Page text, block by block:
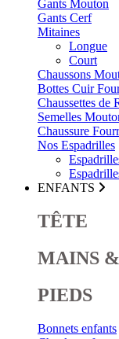
Gants Mouton
Gants Cerf
Mitaines
Longue
Court
Chaussons
Bottes Cuir
Chaussettes de
Semelles
Chaussure
Nos Espadrilles
ENFANTS
TÊTE
MAINS
PIEDS
Bonnets enfants